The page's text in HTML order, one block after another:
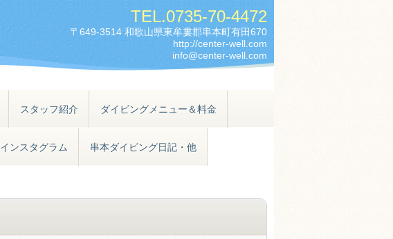
TEL.0735-70-4472
〒649-3514 和歌山県東牟婁郡串本町有田670
http://center-well.com
info@center-well.com
スタッフ紹介 ダイビングメニュー＆料金
インスタグラム 串本ダイビング日記・他